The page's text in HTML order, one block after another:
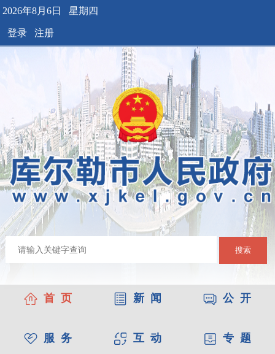
2026年8月6日 星期四
登录 注册
搜索
首 页 新 闻 公 开
服 务 互 动 专 题